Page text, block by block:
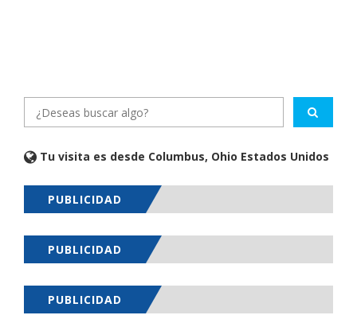
Tu visita es desde Columbus, Ohio Estados Unidos
PUBLICIDAD
PUBLICIDAD
PUBLICIDAD